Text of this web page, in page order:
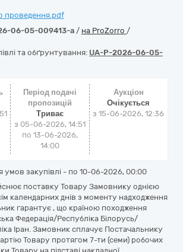
проведення.pdf
06-05-009413-a / на ProZorro /
та обґрунтування: UA-P-2026-06-05-
Період подачі
пропозицій
Триває
з 05-06-2026, 14:51
по 13-06-2026,
14:00
Аукціон
Очікується
з15-06-2026, 12:36
умов закупівлі - по 10-06-2026, 00:00
поставку Товару Замовнику однією
календарних днів з моменту надходження
гарантує , що країною походження
Федерація/Республіка Білорусь/
Іран. Замовник сплачує Постачальнику
Товару протягом 7-ти (семи) робочих